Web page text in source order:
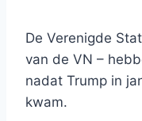
De Verenigde
van de VN –
nadat Trump in
kwam.